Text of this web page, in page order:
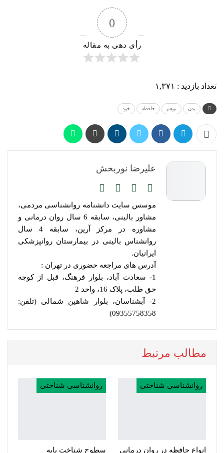
0
رأی دهی به مقاله
تعداد بازدید : ۱,۳۷۱
بدن توهم حافظه خود
علیرضا نوربخش
موسس سایت دانشنامه روانشناسی مردمی،
مشاور بالینی، سابقه 6 سال روان درمانی و
مشاوره در مرکز آرین، سابقه 4 سال
روانشناس بالینی در بیمارستان روانپزشکی
ایرانیان.
آدرس های مراجعه حضوری در تهران :
1- سعادت آباد، بلوار فرهنگ، قبل از کوچه
حق طلب، پلاک 16، واحد 2
2- آبشناسان، بلوار شاهین شمالی (تلفن:
09355758358)
مطالب مرتبط
روانشناسی شناختی
انواع حافظه در روان درمانی
روانشناسی شناختی
سطوح شناخت پایه